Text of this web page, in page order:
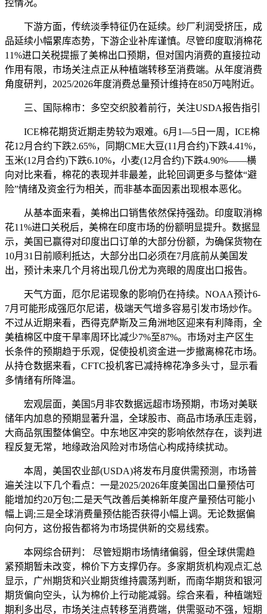
控情况。
下游方面，传统淡季特征仍在延续。纱厂利润受挤压，成
品延续小幅累库态势，下游企业补库谨慎。尽管印度取消棉花
11%进口关税提振了美棉出口预期，但对国内消费的直接拉动
作用有限，市场关注点正从种植端转移至消费端。从年度消费
角度研判，2025/2026年度消费总量预计维持在850万吨附近。
三、国际棉市：多空交织胶着前行，关注USDA报告指引
ICE棉花期货近期走势较为艰难。6月1—5日一周，ICE棉
花12月合约下跌2.65%，同期CME大豆(11月合约)下跌4.41%，
玉米(12月合约)下跌6.10%，小麦(12月合约)下跌4.90%——横
向对比来看，棉花的表现并非最差，此轮回调更多与整体“避
险”情绪及资金行为相关，而非基本面因素出现根本恶化。
从基本面来看，美棉出口销售依然保持强劲。印度取消棉
花11%进口关税后，美棉在印度市场的份额明显提升。数据显
示，美国已赢得对印度出口订单的大部分份额，为确保货物在
10月31日前顺利抵达，大部分出口必须在7月底前从美国发
出，预计未来几个月将出现几份尤为亮眼的周度出口报告。
天气方面，厄尔尼诺现象的影响仍在持续。NOAA预计6-
7月可能形成强厄尔尼诺，极端天气增多容易引发市场炒作。
不过从近期来看，西得克萨斯及三角洲地区迎来有利降雨，全
美植棉区中度干旱率周环比减少7%至87%。市场对主产区生
长条件的预期趋于乐观，促使投机资金进一步撤离棉花市场。
从持仓数据来看，CFTC投机客已减持棉花净多头寸，显示看
多情绪有所降温。
宏观层面，美国5月非农数据远超市场预期，市场对美联
储年内加息的预期显著升温，全球股市、商品市场承压走弱，
大商品氛围整体偏空。中东地区冲突的影响依然存在，谈判进
程反复无常，地缘政治风险对市场信心构成持续扰动。
本周，美国农业部(USDA)将发布月度供需预测，市场普
遍关注以下几个看点：一是2025/2026年度美国出口量预估可
能增加约20万包;二是天气改善后美棉新年度产量预估可能小
幅上调;三是全球消费量预估能否获得小幅上调。无论数据偏
向何方，这份报告都将为市场提供新的交易线索。
本网综合研判： 尽管短期市场情绪偏弱，但全球供需趋
紧预期暂未改变，棉价下方支撑仍存。多家期货机构观点汇总
显示，广州期货和兴业期货维持震荡判断，而南华期货和银河
期货偏向空头，认为棉价上行动能减弱。综合来看，种植端短
期利多出尽，市场关注点转移至消费端，供需驱动不强，短期